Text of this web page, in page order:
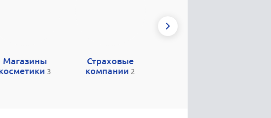
Магазины
3
Страховые
компании 2